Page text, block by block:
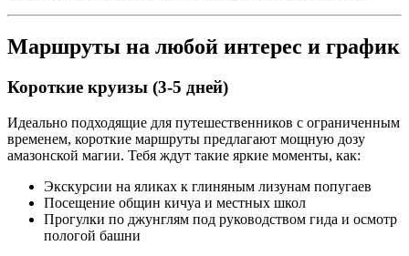
Маршруты на любой интерес и график
Короткие круизы (3-5 дней)
Идеально подходящие для путешественников с ограниченным
временем, короткие маршруты предлагают мощную дозу
амазонской магии. Тебя ждут такие яркие моменты, как:
Экскурсии на яликах к глиняным лизунам попугаев
Посещение общин кичуа и местных школ
Прогулки по джунглям под руководством гида и осмотр
пологой башни